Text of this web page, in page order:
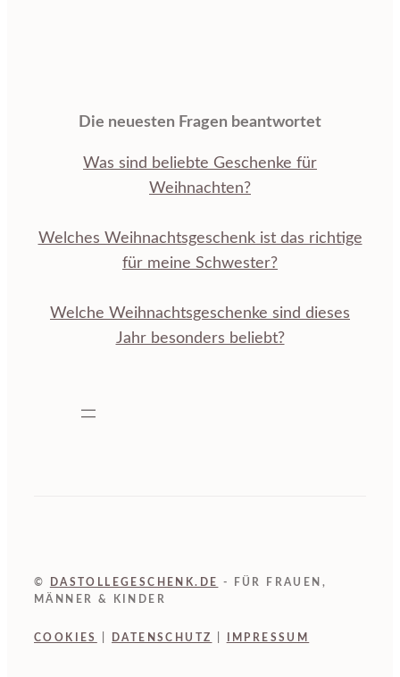
Die neuesten Fragen beantwortet
Was sind beliebte Geschenke für
Weihnachten?
Welches Weihnachtsgeschenk ist das richtige
für meine Schwester?
Welche Weihnachtsgeschenke sind dieses
Jahr besonders beliebt?
© DASTOLLEGESCHENK.DE
- FÜR FRAUEN,
MÄNNER & KINDER
COOKIES DATENSCHUTZ IMPRESSUM